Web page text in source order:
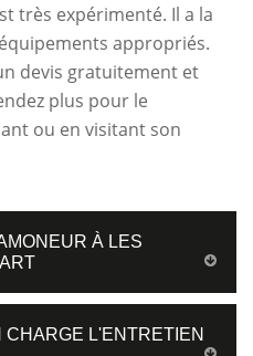
très expérimenté. Il a la
appropriés.
devis gratuitement et
plus pour le
ou en visitant son
À LES
L'ENTRETIEN